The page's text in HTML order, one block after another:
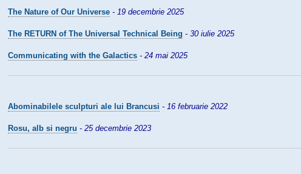
The Nature of Our Universe - 19 decembrie 2025
The RETURN of The Universal Technical Being - 30 iulie 2025
Communicating with the Galactics- 24 mai 2025
Abominabilele sculpturi ale lui Brancusi - 16 februarie 2022
Rosu, alb si negru - 25 decembrie 2023